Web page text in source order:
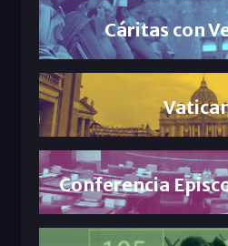
Cáritas con
Conferencia